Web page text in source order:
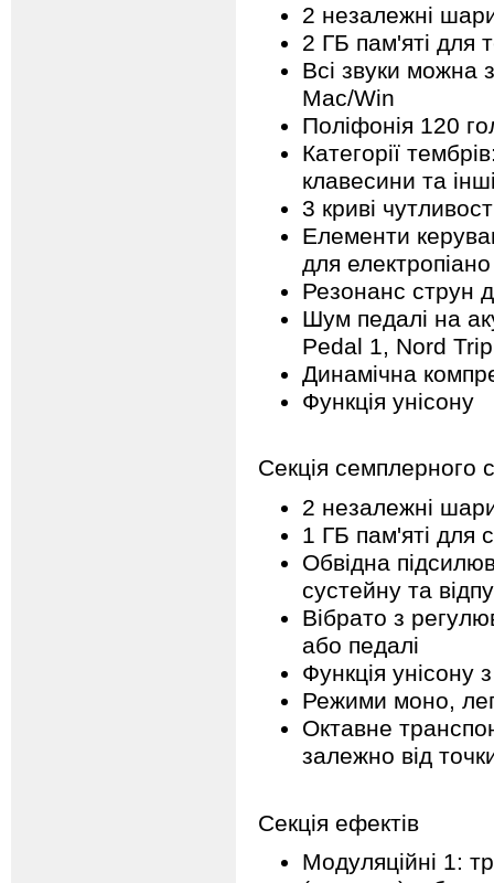
2 незалежні
2 ГБ пам'яті для
Всі звуки можна
Mac/Win
Поліфонія 120
Категорії
клавесини та
3 криві
Елементи
для
Резонанс струн
Шум педалі на
Pedal 1, Nord
Динамічна
Функція унісону
Секція семплерного
2 незалежні
1 ГБ пам'яті для
Обвідна
сустейну та
Вібрато з
або педалі
Функція унісону
Режими моно,
Октавне
залежно від
Секція ефектів
Модуляційні 1: